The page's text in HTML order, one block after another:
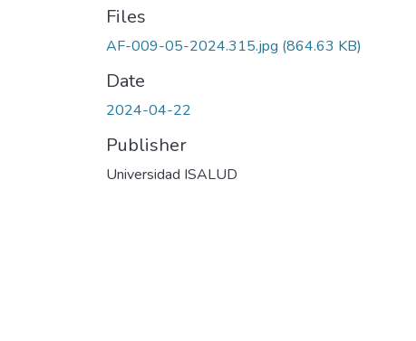
Files
AF-009-05-2024.315.jpg (864.63 KB)
Date
2024-04-22
Publisher
Universidad ISALUD